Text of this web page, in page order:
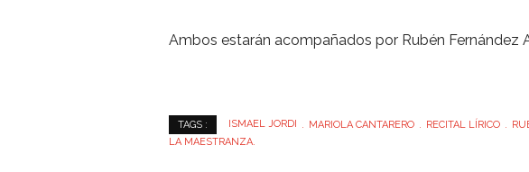
Ambos estarán acompañados por Rubén Fernández
TAGS : ISMAEL JORDI MARIOLA CANTARERO RECITAL LÍRICO
LA MAESTRANZA.